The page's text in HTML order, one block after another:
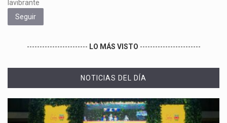
lavibrante
Seguir
------------------------ LO MÁS VISTO ------------------------
NOTICIAS DEL DÍA